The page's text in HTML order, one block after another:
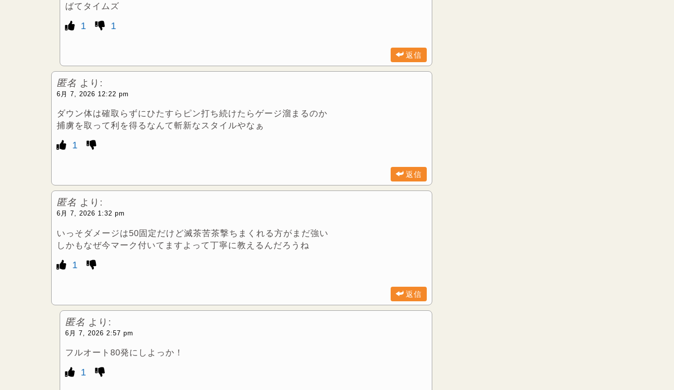
ばてタイムズ
1 1
返信
匿名 より:
6月 7, 2026 12:22 pm
ダウン体は確取らずにひたすらピン打ち続けたらゲージ溜まるのか
捕虜を取って利を得るなんて斬新なスタイルやなぁ
1
返信
匿名 より:
6月 7, 2026 1:32 pm
いっそダメージは50固定だけど滅茶苦茶撃ちまくれる方がまだ強い
しかもなぜ今マーク付いてますよって丁寧に教えるんだろうね
1
返信
匿名 より:
6月 7, 2026 2:57 pm
フルオート80発にしよっか！
1